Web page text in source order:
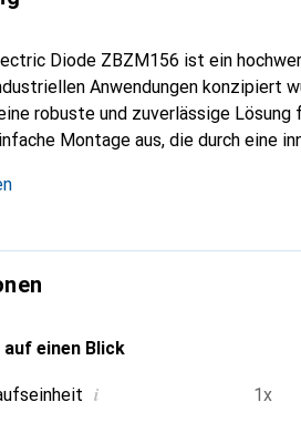
Diode ZBZM156 ist ein
Anwendungen konzipiert
robuste und zuverlässige
Montage aus, die durch eine
ist auf Langlebigkeit
legen.
einen Blick
i 1x